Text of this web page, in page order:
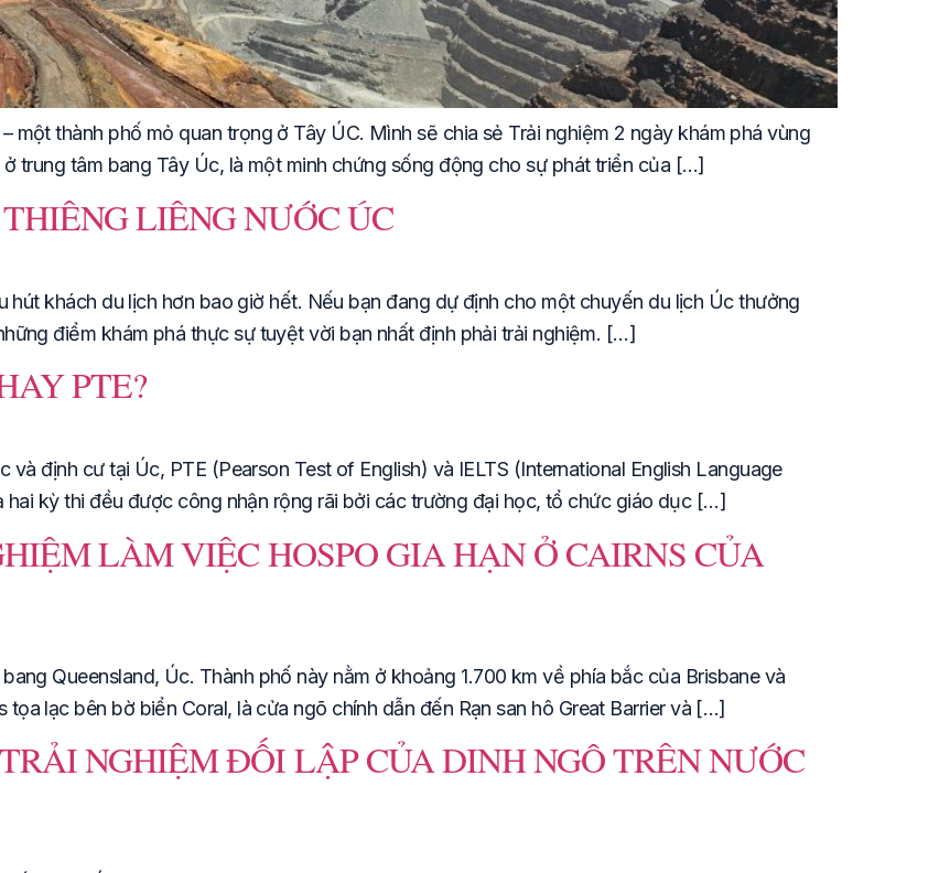
một thành phố mỏ quan trọng ở Tây ÚC. Mình sẽ chia sẻ Trải nghiệm 2 ngày khám phá vùng
trung tâm bang Tây Úc, là một minh chứng sống động cho sự phát triển của […]
LIÊNG NƯỚC ÚC
hút khách du lịch hơn bao giờ hết. Nếu bạn đang dự định cho một chuyến du lịch Úc thưởng
điểm khám phá thực sự tuyệt vời bạn nhất định phải trải nghiệm. […]
PTE?
định cư tại Úc, PTE (Pearson Test of English) và IELTS (International English Language
hai kỳ thi đều được công nhận rộng rãi bởi các trường đại học, tổ chức giáo dục […]
LÀM VIỆC HOSPO GIA HẠN Ở CAIRNS CỦA
Queensland, Úc. Thành phố này nằm ở khoảng 1.700 km về phía bắc của Brisbane và
lạc bên bờ biển Coral, là cửa ngõ chính dẫn đến Rạn san hô Great Barrier và […]
NGHIỆM ĐỐI LẬP CỦA DINH NGÔ TRÊN NƯỚC